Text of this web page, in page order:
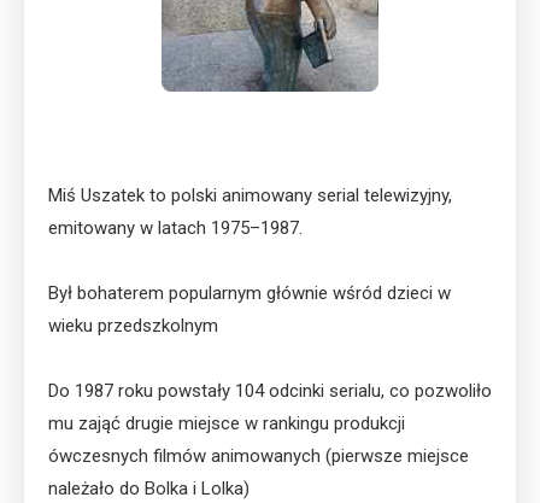
Miś Uszatek to polski animowany serial telewizyjny,
emitowany w latach 1975–1987.
Był bohaterem popularnym głównie wśród dzieci w
wieku przedszkolnym
Do 1987 roku powstały 104 odcinki serialu, co pozwoliło
mu zająć drugie miejsce w rankingu produkcji
ówczesnych filmów animowanych (pierwsze miejsce
należało do Bolka i Lolka)